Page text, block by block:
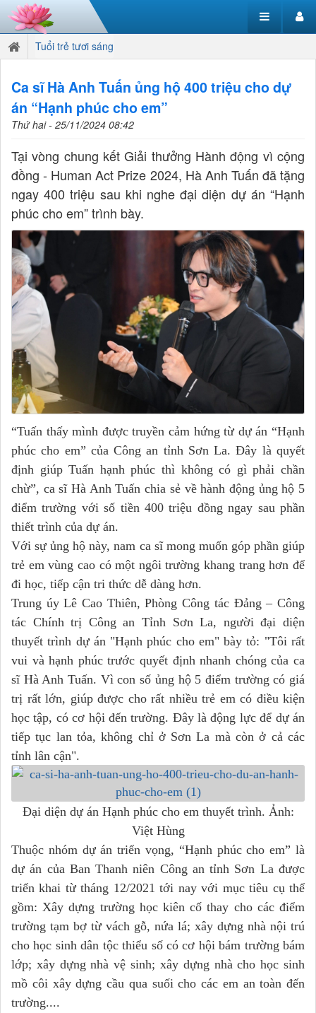
Tuổi trẻ tươi sáng
Ca sĩ Hà Anh Tuấn ủng hộ 400 triệu cho dự
án “Hạnh phúc cho em”
Thứ hai - 25/11/2024 08:42
Tại vòng chung kết Giải thưởng Hành động vì cộng
đồng - Human Act Prize 2024, Hà Anh Tuấn đã tặng
ngay 400 triệu sau khi nghe đại diện dự án “Hạnh
phúc cho em” trình bày.
“Tuấn thấy mình được truyền cảm hứng từ dự án “Hạnh
phúc cho em” của Công an tỉnh Sơn La. Đây là quyết
định giúp Tuấn hạnh phúc thì không có gì phải chần
chừ”, ca sĩ Hà Anh Tuấn chia sẻ về hành động ủng hộ 5
điểm trường với số tiền 400 triệu đồng ngay sau phần
thiết trình của dự án.
Với sự ủng hộ này, nam ca sĩ mong muốn góp phần giúp
trẻ em vùng cao có một ngôi trường khang trang hơn để
đi học, tiếp cận tri thức dễ dàng hơn.
Trung úy Lê Cao Thiên, Phòng Công tác Đảng – Công
tác Chính trị Công an Tỉnh Sơn La, người đại diện
thuyết trình dự án "Hạnh phúc cho em" bày tỏ: "Tôi rất
vui và hạnh phúc trước quyết định nhanh chóng của ca
sĩ Hà Anh Tuấn. Vì con số ủng hộ 5 điểm trường có giá
trị rất lớn, giúp được cho rất nhiều trẻ em có điều kiện
học tập, có cơ hội đến trường. Đây là động lực để dự án
tiếp tục lan tỏa, không chỉ ở Sơn La mà còn ở cả các
tỉnh lân cận".
Đại diện dự án Hạnh phúc cho em thuyết trình. Ảnh:
Việt Hùng
Thuộc nhóm dự án triển vọng, “Hạnh phúc cho em” là
dự án của Ban Thanh niên Công an tỉnh Sơn La được
triển khai từ tháng 12/2021 tới nay với mục tiêu cụ thể
gồm: Xây dựng trường học kiên cố thay cho các điểm
trường tạm bợ từ vách gỗ, nứa lá; xây dựng nhà nội trú
cho học sinh dân tộc thiểu số có cơ hội bám trường bám
lớp; xây dựng nhà vệ sinh; xây dựng nhà cho học sinh
mồ côi xây dựng cầu qua suối cho các em an toàn đến
trường....